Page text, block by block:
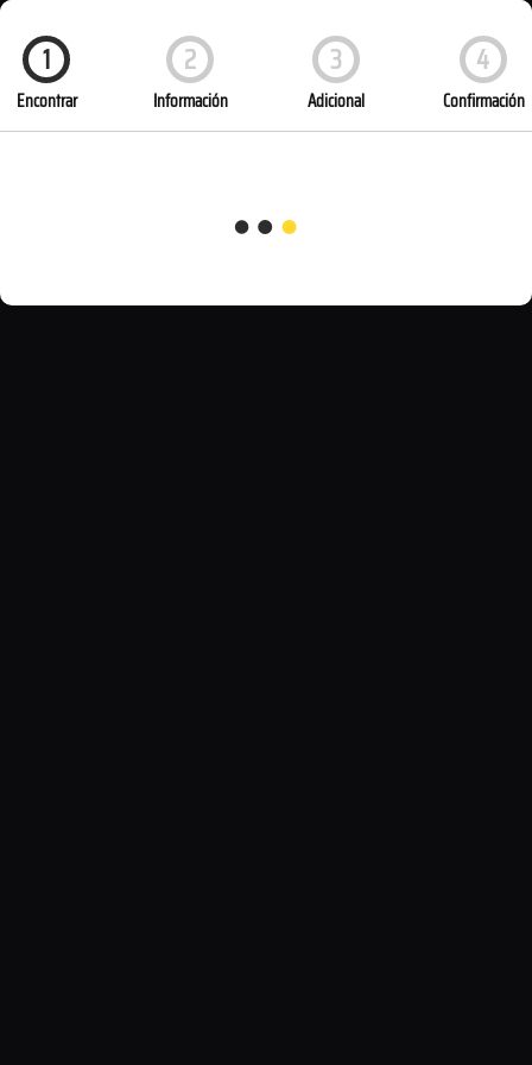
1
Encontrar
2
Información
3
Adicional
4
Confirmación